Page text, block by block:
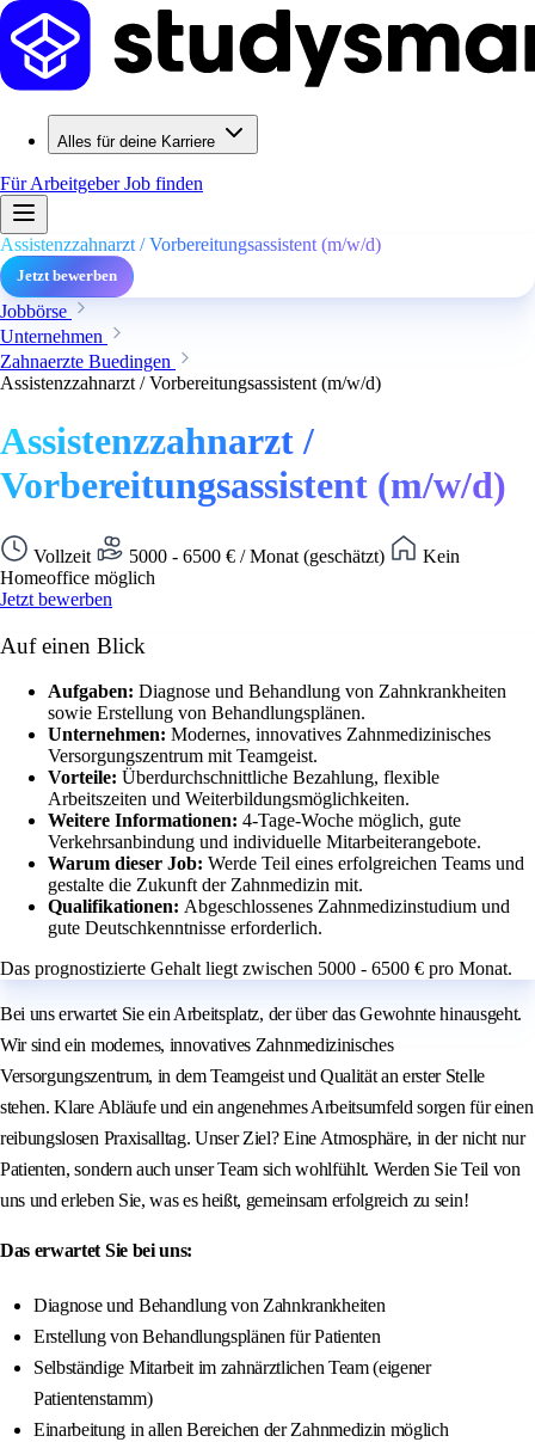
Alles für deine Karriere
Für ArbeitgeberJob finden
Assistenzzahnarzt / Vorbereitungsassistent (m/w/d)
Jetzt bewerben
Jobbörse
Unternehmen
Zahnaerzte Buedingen
Assistenzzahnarzt / Vorbereitungsassistent (m/w/d)
Assistenzzahnarzt /
Vorbereitungsassistent (m/w/d)
Vollzeit 5000 - 6500 € / Monat (geschätzt)
Kein
Homeoffice möglich
Jetzt bewerben
Auf einen Blick
Aufgaben: Diagnose und Behandlung von Zahnkrankheiten
sowie Erstellung von Behandlungsplänen.
Unternehmen: Modernes, innovatives Zahnmedizinisches
Versorgungszentrum mit Teamgeist.
Vorteile: Überdurchschnittliche Bezahlung, flexible
Arbeitszeiten und Weiterbildungsmöglichkeiten.
Weitere Informationen: 4-Tage-Woche möglich, gute
Verkehrsanbindung und individuelle Mitarbeiterangebote.
Warum dieser Job: Werde Teil eines erfolgreichen Teams und
gestalte die Zukunft der Zahnmedizin mit.
Qualifikationen: Abgeschlossenes Zahnmedizinstudium und
gute Deutschkenntnisse erforderlich.
Das prognostizierte Gehalt liegt zwischen 5000 - 6500 € pro Monat.
Bei uns erwartet Sie ein Arbeitsplatz, der über das Gewohnte hinausgeht.
Wir sind ein modernes, innovatives Zahnmedizinisches
Versorgungszentrum, in dem Teamgeist und Qualität an erster Stelle
stehen. Klare Abläufe und ein angenehmes Arbeitsumfeld sorgen für einen
reibungslosen Praxisalltag. Unser Ziel? Eine Atmosphäre, in der nicht nur
Patienten, sondern auch unser Team sich wohlfühlt. Werden Sie Teil von
uns und erleben Sie, was es heißt, gemeinsam erfolgreich zu sein!
Das erwartet Sie bei uns:
Diagnose und Behandlung von Zahnkrankheiten
Erstellung von Behandlungsplänen für Patienten
Selbständige Mitarbeit im zahnärztlichen Team (eigener
Patientenstamm)
Einarbeitung in allen Bereichen der Zahnmedizin möglich